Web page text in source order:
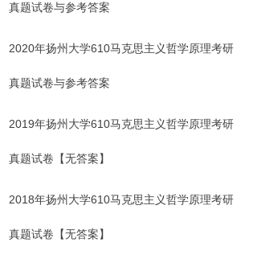
真题试卷与参考答案
2020年扬州大学610马克思主义哲学原理考研
真题试卷与参考答案
2019年扬州大学610马克思主义哲学原理考研
真题试卷【无答案】
2018年扬州大学610马克思主义哲学原理考研
真题试卷【无答案】